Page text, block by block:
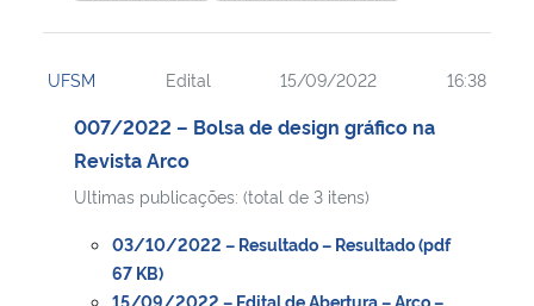
UFSM Edital 15/09/2022 16:38
007/2022 – Bolsa de design gráfico na
Revista Arco
Ultimas publicações: (total de 3 itens)
03/10/2022 – Resultado – Resultado (pdf
67 KB)
15/09/2022 – Edital de Abertura – Arco –